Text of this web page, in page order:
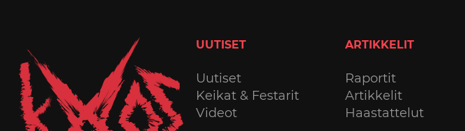
UUTISET
Uutiset
Keikat & Festarit
Videot
ARTIKKELIT
Raportit
Artikkelit
Haastattelut